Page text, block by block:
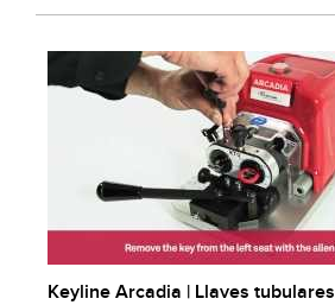
Keyline Arcadia | Llaves tubulares